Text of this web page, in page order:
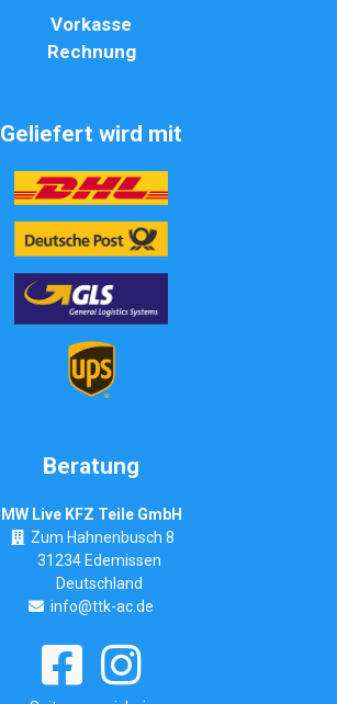
Vorkasse
Rechnung
Geliefert wird mit
Beratung
MW Live KFZ Teile GmbH
Zum Hahnenbusch 8
31234 Edemissen
Deutschland
info@ttk-ac.de